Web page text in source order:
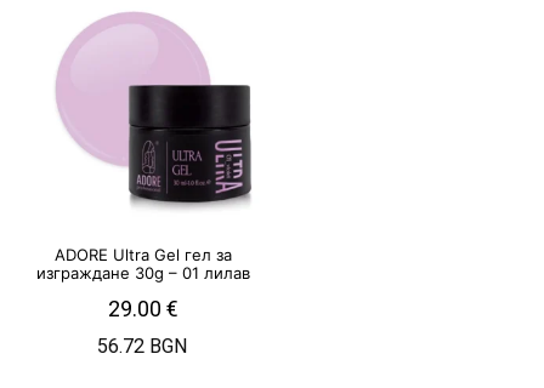
ADORE Ultra Gel гел за
изграждане 30g – 01 лилав
29.00 €
56.72 BGN